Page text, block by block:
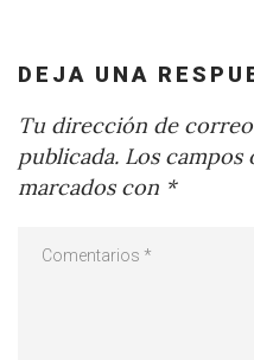
DEJA UNA
Tu dirección de
publicada. Los campos
marcados con *